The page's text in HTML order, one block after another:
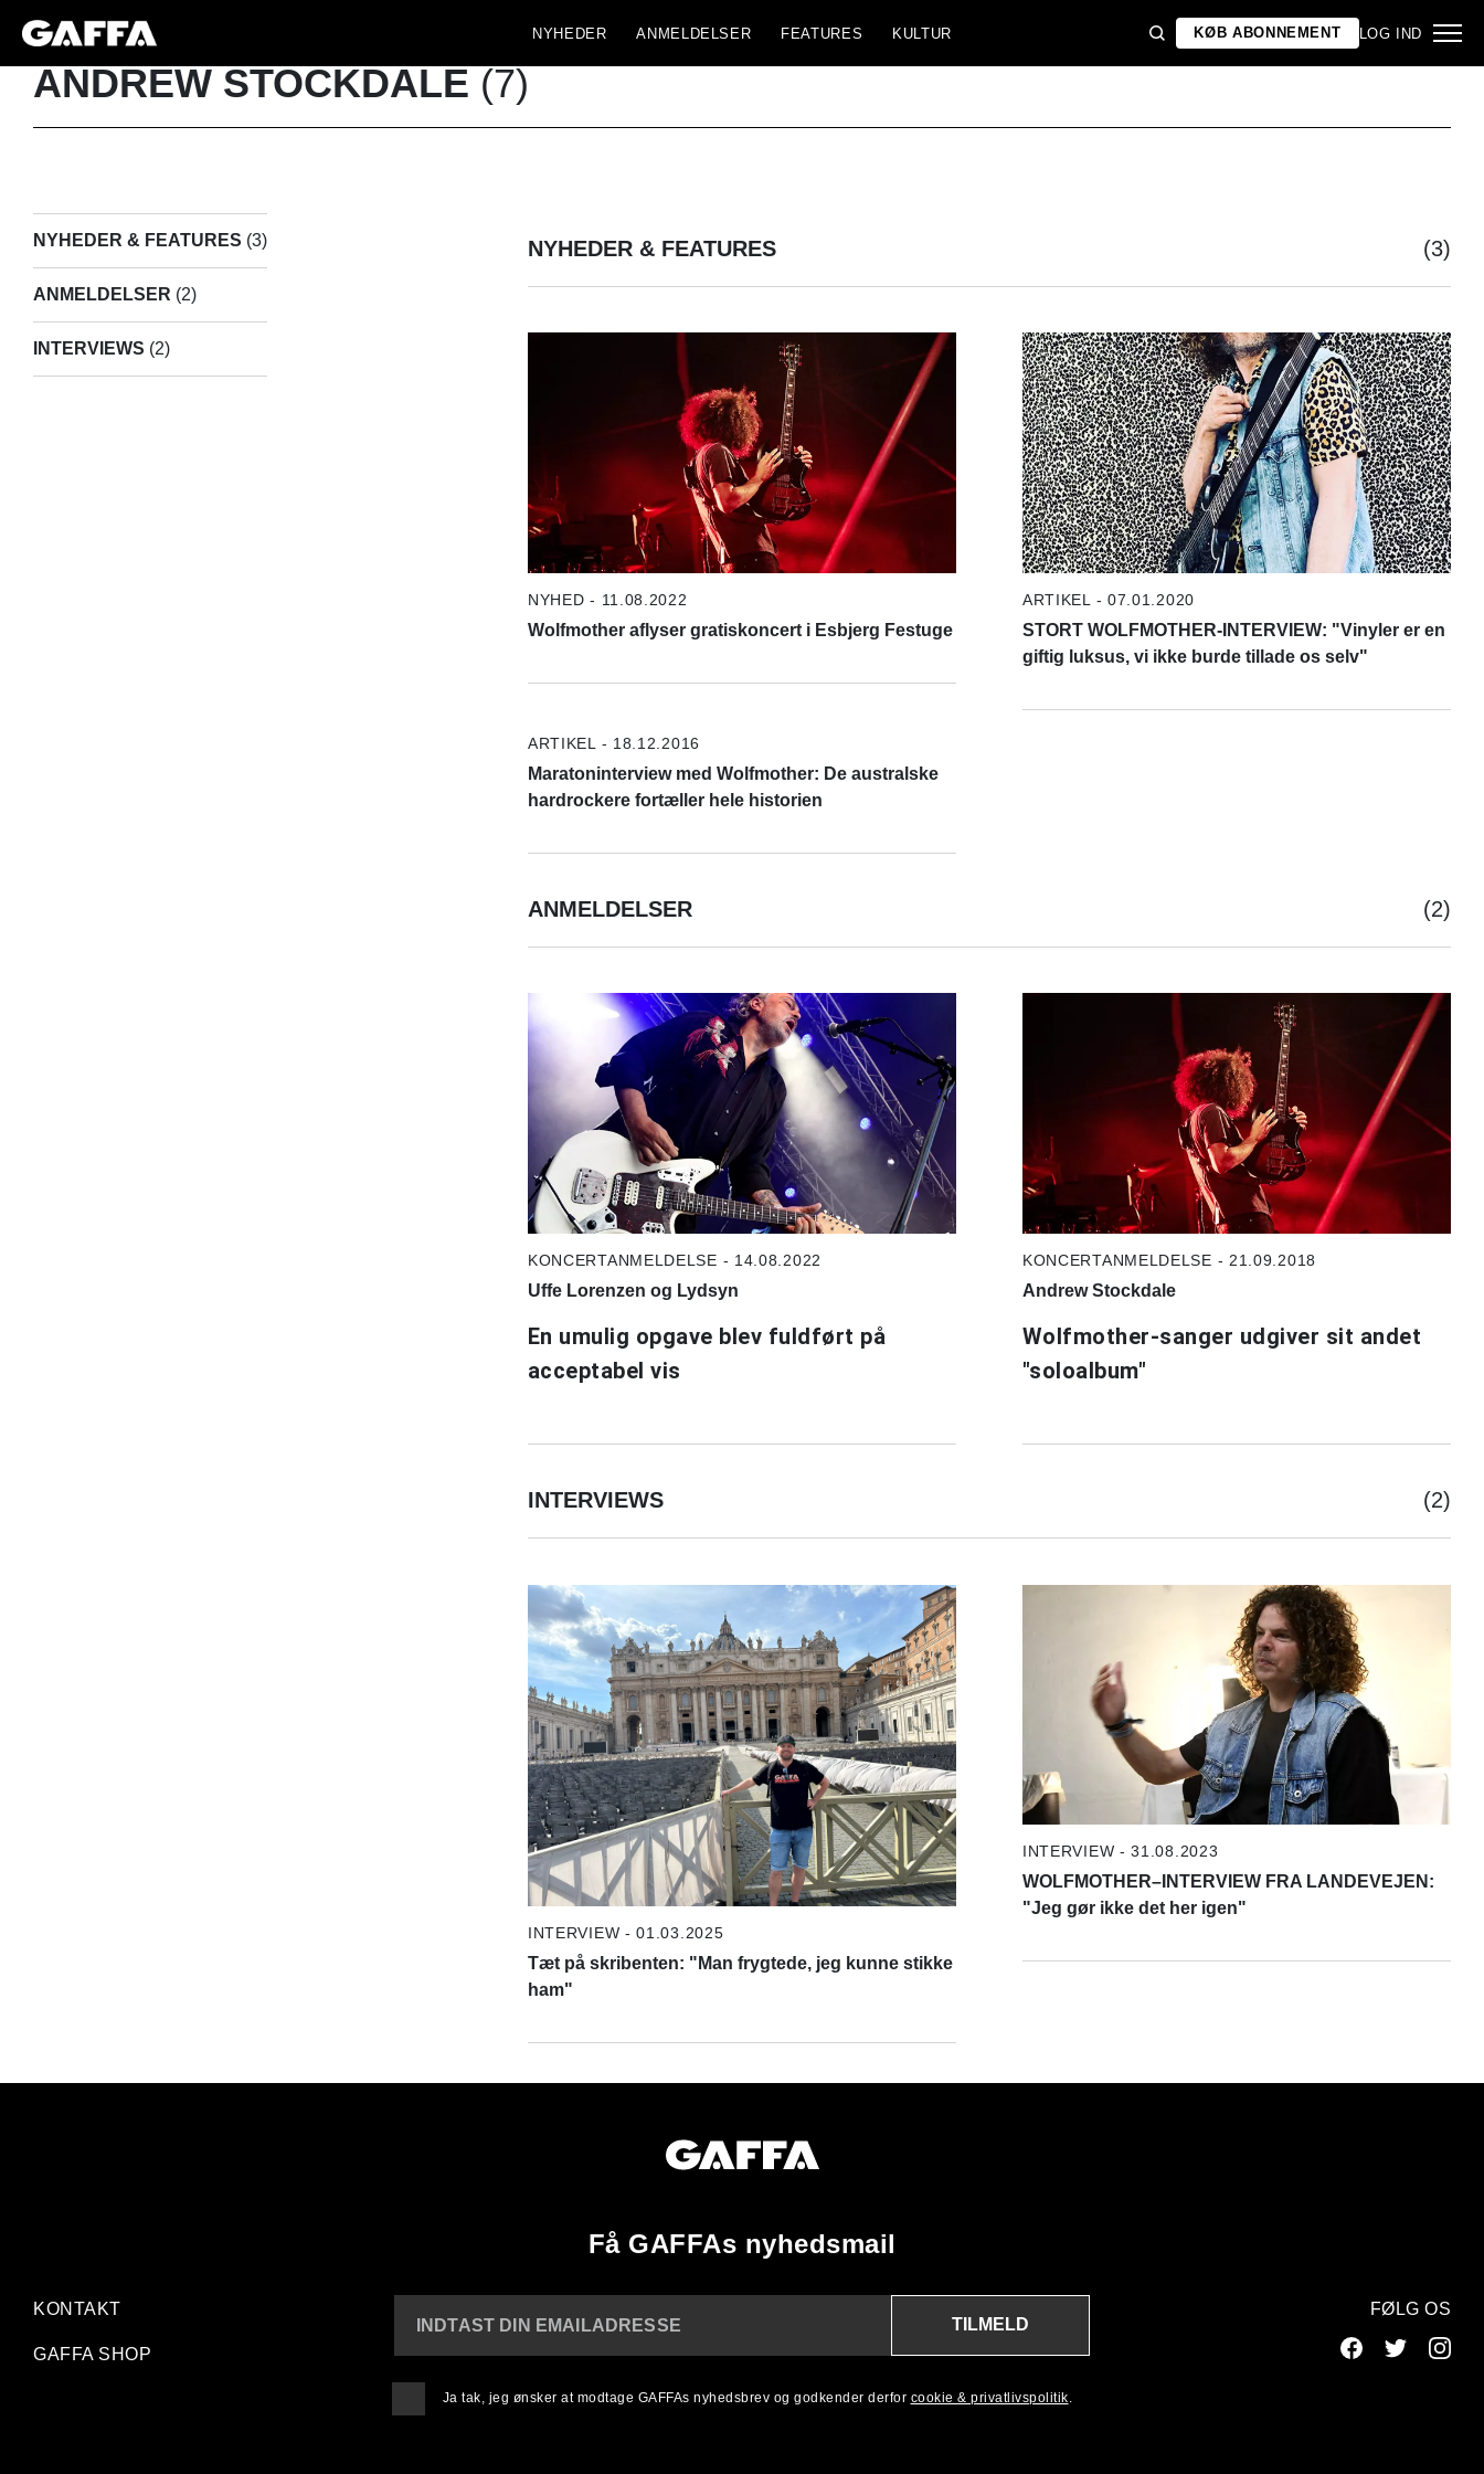
NYHEDER ANMELDELSER FEATURES KULTUR KØB ABONNEMENT LOG IND
ANDREW STOCKDALE (7)
NYHEDER & FEATURES (3)
ANMELDELSER (2)
INTERVIEWS (2)
NYHEDER & FEATURES (3)
NYHED - 11.08.2022
Wolfmother aflyser gratiskoncert i Esbjerg Festuge
ARTIKEL - 07.01.2020
STORT WOLFMOTHER-INTERVIEW: "Vinyler er en
giftig luksus, vi ikke burde tillade os selv"
ARTIKEL - 18.12.2016
Maratoninterview med Wolfmother: De australske
hardrockere fortæller hele historien
ANMELDELSER (2)
KONCERTANMELDELSE - 14.08.2022
Uffe Lorenzen og Lydsyn
En umulig opgave blev fuldført på
acceptabel vis
KONCERTANMELDELSE - 21.09.2018
Andrew Stockdale
Wolfmother-sanger udgiver sit andet
"soloalbum"
INTERVIEWS (2)
INTERVIEW - 01.03.2025
Tæt på skribenten: "Man frygtede, jeg kunne stikke
ham"
INTERVIEW - 31.08.2023
WOLFMOTHER–INTERVIEW FRA LANDEVEJEN:
"Jeg gør ikke det her igen"
Få GAFFAs nyhedsmail
KONTAKT
GAFFA SHOP
INDTAST DIN EMAILADRESSE TILMELD
Ja tak, jeg ønsker at modtage GAFFAs nyhedsbrev og godkender derfor cookie & privatlivspolitik
FØLG OS